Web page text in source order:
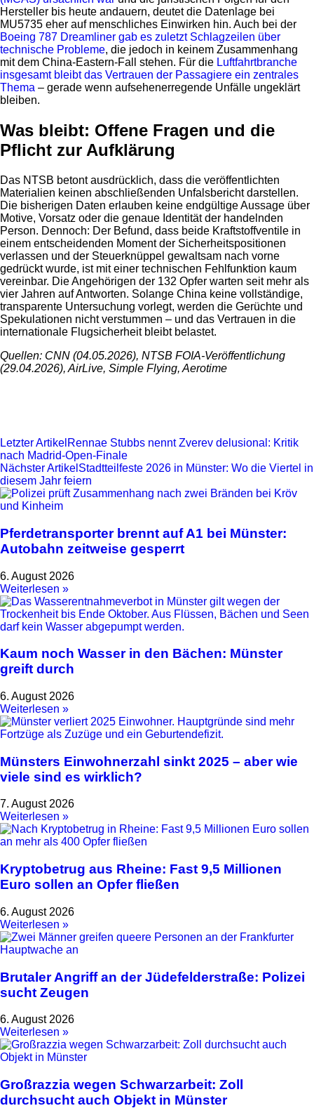
Hersteller bis heute andauern, deutet die Datenlage bei
MU5735 eher auf menschliches Einwirken hin. Auch bei der
Boeing 787 Dreamliner gab es zuletzt Schlagzeilen über
technische Probleme, die jedoch in keinem Zusammenhang
mit dem China-Eastern-Fall stehen. Für die Luftfahrtbranche
insgesamt bleibt das Vertrauen der Passagiere ein zentrales
Thema – gerade wenn aufsehenerregende Unfälle ungeklärt
bleiben.
Was bleibt: Offene Fragen und die
Pflicht zur Aufklärung
Das NTSB betont ausdrücklich, dass die veröffentlichten
Materialien keinen abschließenden Unfalsbericht darstellen.
Die bisherigen Daten erlauben keine endgültige Aussage über
Motive, Vorsatz oder die genaue Identität der handelnden
Person. Dennoch: Der Befund, dass beide Kraftstoffventile in
einem entscheidenden Moment der Sicherheitspositionen
verlassen und der Steuerknüppel gewaltsam nach vorne
gedrückt wurde, ist mit einer technischen Fehlfunktion kaum
vereinbar. Die Angehörigen der 132 Opfer warten seit mehr als
vier Jahren auf Antworten. Solange China keine vollständige,
transparente Untersuchung vorlegt, werden die Gerüchte und
Spekulationen nicht verstummen – und das Vertrauen in die
internationale Flugsicherheit bleibt belastet.
Quellen: CNN (04.05.2026), NTSB FOIA-Veröffentlichung
(29.04.2026), AirLive, Simple Flying, Aerotime
Letzter Artikel Rennae Stubbs nennt Zverev delusional: Kritik
nach Madrid-Open-Finale
Nächster Artikel Stadtteilfeste 2026 in Münster: Wo die Viertel in
diesem Jahr feiern
Pferdetransporter brennt auf A1 bei Münster:
Autobahn zeitweise gesperrt
6. August 2026
Weiterlesen »
Kaum noch Wasser in den Bächen: Münster
greift durch
6. August 2026
Weiterlesen »
Münsters Einwohnerzahl sinkt 2025 – aber wie
viele sind es wirklich?
7. August 2026
Weiterlesen »
Kryptobetrug aus Rheine: Fast 9,5 Millionen
Euro sollen an Opfer fließen
6. August 2026
Weiterlesen »
Brutaler Angriff an der Jüdefelderstraße: Polizei
sucht Zeugen
6. August 2026
Weiterlesen »
Großrazzia wegen Schwarzarbeit: Zoll
durchsucht auch Objekt in Münster